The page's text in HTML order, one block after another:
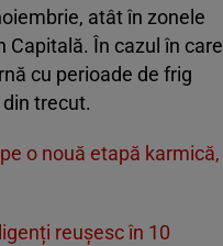
atât în zonele
Capitală. În cazul în care
cu perioade de frig
trecut.
o nouă etapă karmică,
reușesc în 10